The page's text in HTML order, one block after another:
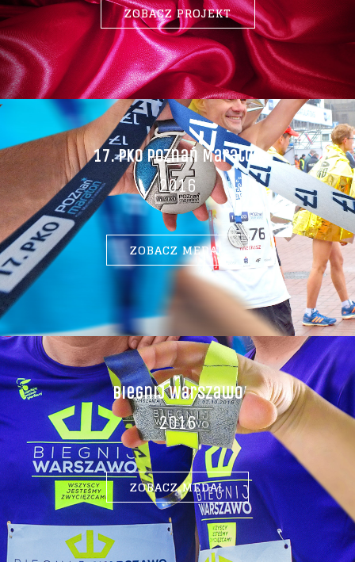
ZOBACZ PROJEKT
17. PKO Poznań Maraton
2016
ZOBACZ MEDAL
Biegnij Warszawo
2016
ZOBACZ MEDAL